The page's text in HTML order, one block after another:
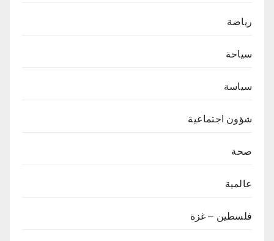
رياضة
سياحة
سياسة
شؤون اجتماعية
صحة
عالمية
فلسطين – غزة